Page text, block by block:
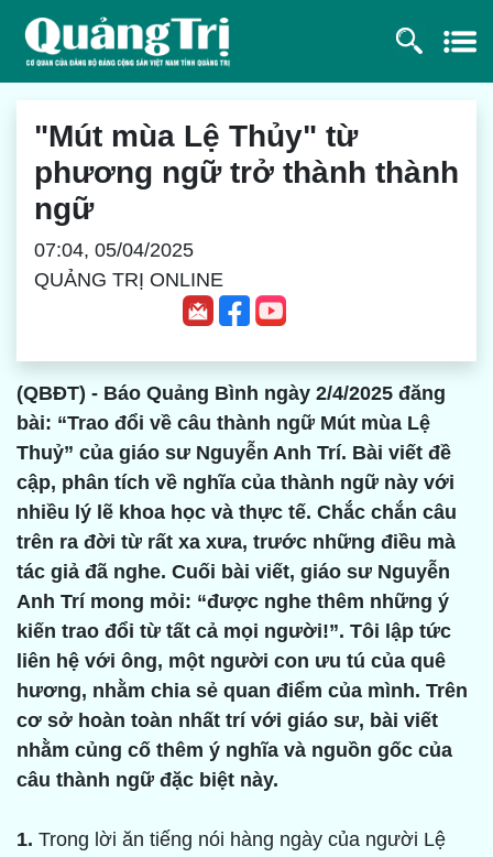
"Mút mùa Lệ Thủy" từ
phương ngữ trở thành thành
ngữ
07:04, 05/04/2025
QUẢNG TRỊ ONLINE
(QBĐT) - Báo Quảng Bình ngày 2/4/2025 đăng
bài: “Trao đổi về câu thành ngữ Mút mùa Lệ
Thuỷ” của giáo sư Nguyễn Anh Trí. Bài viết đề
cập, phân tích về nghĩa của thành ngữ này với
nhiều lý lẽ khoa học và thực tế. Chắc chắn câu
trên ra đời từ rất xa xưa, trước những điều mà
tác giả đã nghe. Cuối bài viết, giáo sư Nguyễn
Anh Trí mong mỏi: “được nghe thêm những ý
kiến trao đổi từ tất cả mọi người!”. Tôi lập tức
liên hệ với ông, một người con ưu tú của quê
hương, nhằm chia sẻ quan điểm của mình. Trên
cơ sở hoàn toàn nhất trí với giáo sư, bài viết
nhằm củng cố thêm ý nghĩa và nguồn gốc của
câu thành ngữ đặc biệt này.
1. Trong lời ăn tiếng nói hàng ngày của người Lệ